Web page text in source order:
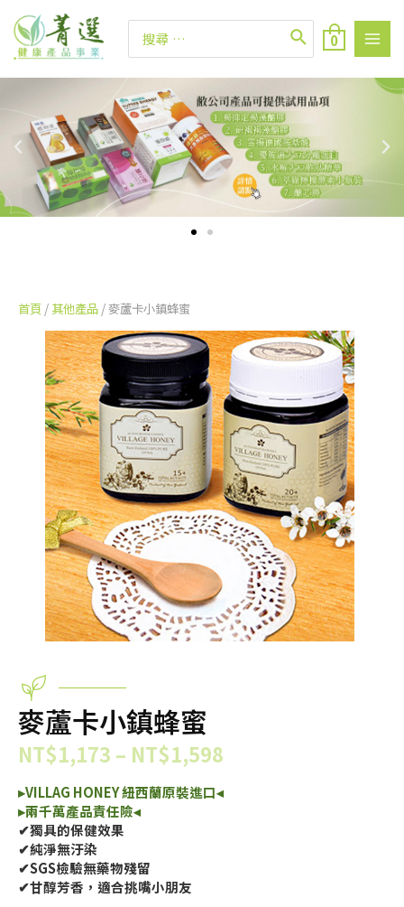
0
首頁 / 其他產品 / 麥蘆卡小鎮蜂蜜
麥蘆卡小鎮蜂蜜
NT$1,173 – NT$1,598
▸VILLAG HONEY 紐西蘭原裝進口◂
▸兩千萬產品責任險◂
✔獨具的保健效果
✔純淨無汙染
✔SGS檢驗無藥物殘留
✔甘醇芳香，適合挑嘴小朋友